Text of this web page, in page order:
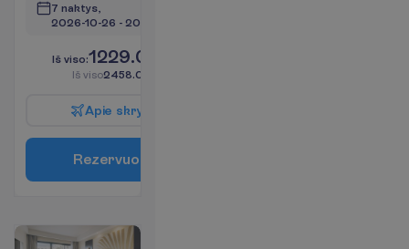
7 naktys,
2026-10-26 - 2026-11-02
Iš viso:1229.00
Iš viso2458.00
Apie skry
Rezervuo